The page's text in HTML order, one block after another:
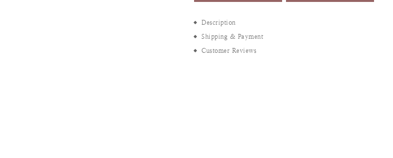
Description
Shipping & Payment
Customer Reviews